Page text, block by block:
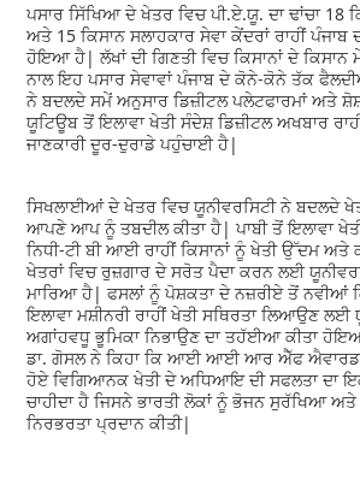
ਪਸਾਰ ਸਿੱਖਿਆ ਦੇ ਖੇਤਰ ਵਿਚ ਪੀ.ਏ.ਯੂ. ਦਾ ਢਾਂਚਾ 18
ਅਤੇ 15 ਕਿਸਾਨ ਸਲਾਹਕਾਰ ਸੇਵਾ ਕੇਂਦਰਾਂ ਰਾਹੀਂ ਪੰਜਾਬ
ਹੋਇਆ ਹੈ| ਲੱਖਾਂ ਦੀ ਗਿਣਤੀ ਵਿਚ ਕਿਸਾਨਾਂ ਦੇ ਕਿਸਾਨ
ਨਾਲ ਇਹ ਪਸਾਰ ਸੇਵਾਵਾਂ ਪੰਜਾਬ ਦੇ ਕੋਨੇ-ਕੋਨੇ ਤੱਕ
ਨੇ ਬਦਲਦੇ ਸਮੇਂ ਅਨੁਸਾਰ ਡਿਜ਼ੀਟਲ ਪਲੇਟਫਾਰਮਾਂ ਅਤੇ
ਯੂਟਿਊਬ ਤੋਂ ਇਲਾਵਾ ਖੇਤੀ ਸੰਦੇਸ਼ ਡਿਜ਼ੀਟਲ ਅਖਬਾਰ
ਜਾਣਕਾਰੀ ਦੂਰ-ਦੁਰਾਡੇ ਪਹੁੰਚਾਈ ਹੈ|
ਸਿਖਲਾਈਆਂ ਦੇ ਖੇਤਰ ਵਿਚ ਯੂਨੀਵਰਸਿਟੀ ਨੇ ਬਦਲਦੇ
ਆਪਣੇ ਆਪ ਨੂੰ ਤਬਦੀਲ ਕੀਤਾ ਹੈ| ਪਾਬੀ ਤੋਂ ਇਲਾਵਾ
ਨਿਧੀ-ਟੀ ਬੀ ਆਈ ਰਾਹੀਂ ਕਿਸਾਨਾਂ ਨੂੰ ਖੇਤੀ ਉੱਦਮ ਅਤੇ
ਖੇਤਰਾਂ ਵਿਚ ਰੁਜ਼ਗਾਰ ਦੇ ਸਰੋਤ ਪੈਦਾ ਕਰਨ ਲਈ
ਮਾਰਿਆ ਹੈ| ਫਸਲਾਂ ਨੂੰ ਪੋਸ਼ਕਤਾ ਦੇ ਨਜ਼ਰੀਏ ਤੋਂ ਨਵੀਆਂ
ਇਲਾਵਾ ਮਸ਼ੀਨਰੀ ਰਾਹੀਂ ਖੇਤੀ ਸਥਿਰਤਾ ਲਿਆਉਣ ਲਈ
ਅਗਾਂਹਵਧੂ ਭੂਮਿਕਾ ਨਿਭਾਉਣ ਦਾ ਤਹੱਈਆ ਕੀਤਾ
ਡਾ. ਗੋਸਲ ਨੇ ਕਿਹਾ ਕਿ ਆਈ ਆਈ ਆਰ ਐੱਫ ਐਵਾਰਡ
ਹੋਏ ਵਿਗਿਆਨਕ ਖੇਤੀ ਦੇ ਅਧਿਆਇ ਦੀ ਸਫਲਤਾ ਦਾ
ਚਾਹੀਦਾ ਹੈ ਜਿਸਨੇ ਭਾਰਤੀ ਲੋਕਾਂ ਨੂੰ ਭੋਜਨ ਸੁਰੱਖਿਆ
ਨਿਰਭਰਤਾ ਪ੍ਰਦਾਨ ਕੀਤੀ|